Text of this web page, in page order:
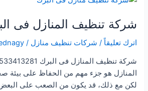
المنظر
شركة تنظيف المنازل فى
اترك تعليقاً / شركات تنظيف منازل /
المنازل هو جزء مهم من الحفاظ على بيئة
لكن مع ذلك، قد يكون من الصعب على